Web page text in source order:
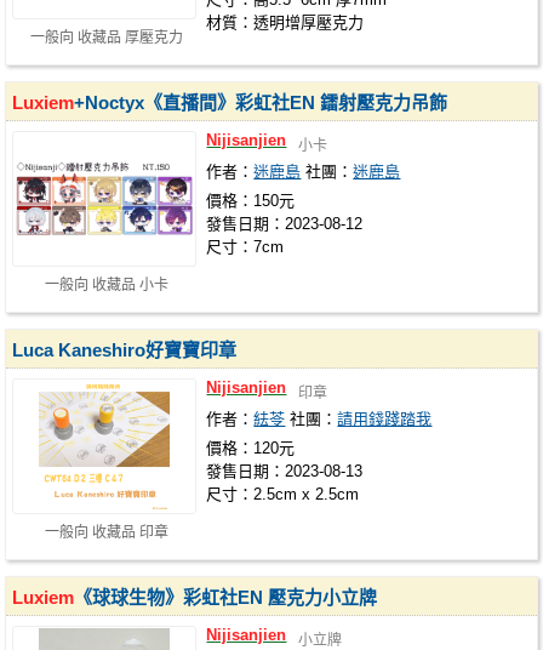
一般向 收藏品 厚壓克力
材質：透明增厚壓克力
一般向 收藏品 小卡
Luxiem+Noctyx《直播間》彩虹社EN 鐳射壓克力吊飾
Nijisanjien 小卡
作者：迷鹿島 社團：迷鹿島
價格：150元
發售日期：2023-08-12
尺寸：7cm
一般向 收藏品 印章
Luca Kaneshiro好寶寶印章
Nijisanjien 印章
作者：紶苓 社團：請用錢踐踏我
價格：120元
發售日期：2023-08-13
尺寸：2.5cm x 2.5cm
Luxiem 《球球生物》彩虹社EN 壓克力小立牌
Nijisanjien 小立牌